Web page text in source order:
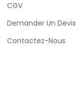
CGV
Demander Un Devis
Contactez-Nous